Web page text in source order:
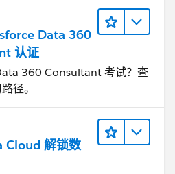
Data 360
认证
360 Consultant 考试？查
径。
Cloud 解锁数